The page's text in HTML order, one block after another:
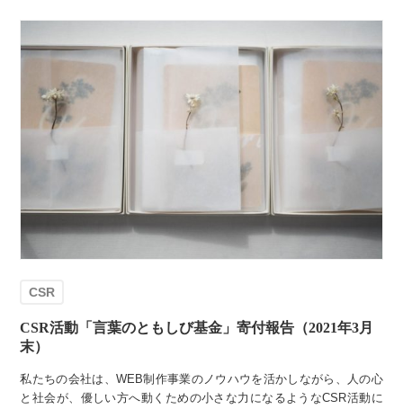
CSR
CSR活動「言葉のともしび基金」寄付報告（2021年3月
末）
私たちの会社は、WEB制作事業のノウハウを活かしながら、人の心
と社会が、優しい方へ動くための小さな力になるようなCSR活動に